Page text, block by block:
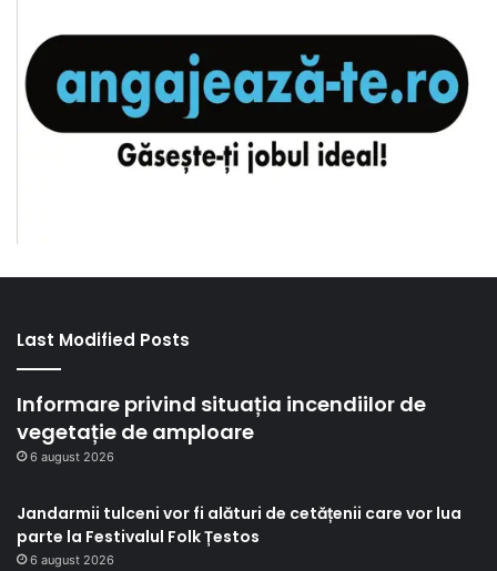
Last Modified Posts
Informare privind situația incendiilor de
vegetație de amploare
6 august 2026
Jandarmii tulceni vor fi alături de cetățenii care vor lua
parte la Festivalul Folk Țestos
6 august 2026